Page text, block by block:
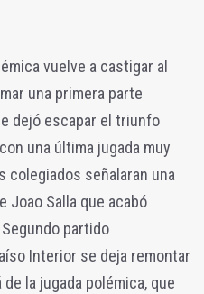
vuelve a castigar al
una primera parte
dejó escapar el triunfo
una última jugada muy
colegiados señalaran una
Joao Salla que acabó
partido
Interior se deja remontar
la jugada polémica, que